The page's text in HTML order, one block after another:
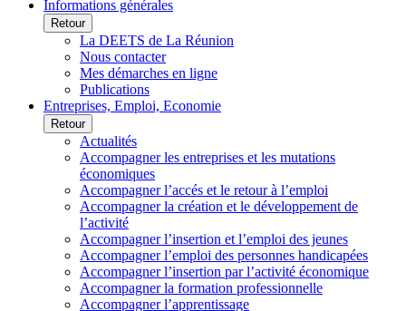
Informations générales
Retour
La DEETS de La Réunion
Nous contacter
Mes démarches en ligne
Publications
Entreprises, Emploi, Economie
Retour
Actualités
Accompagner les entreprises et les mutations
économiques
Accompagner l’accés et le retour à l’emploi
Accompagner la création et le développement de
l’activité
Accompagner l’insertion et l’emploi des jeunes
Accompagner l’emploi des personnes handicapées
Accompagner l’insertion par l’activité économique
Accompagner la formation professionnelle
Accompagner l’apprentissage